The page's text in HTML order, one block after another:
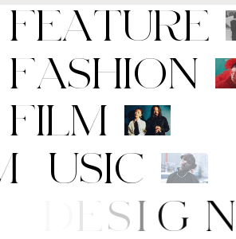
FEATURE
FASHION
FILM
M USIC
T/D ES IG